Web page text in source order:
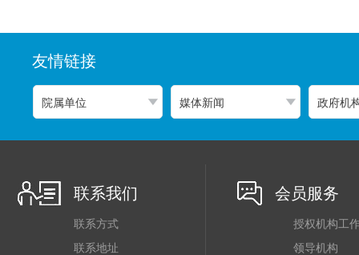
友情链接
联系我们
联系方式
联系地址
会员服务
授权机构工
领导机构